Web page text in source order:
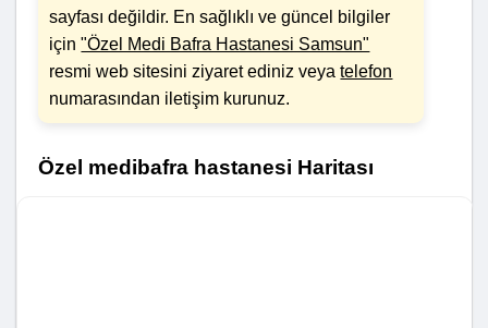
sayfası değildir. En sağlıklı ve güncel bilgiler
için"Özel Medi Bafra Hastanesi Samsun"
resmi web sitesini ziyaret ediniz veyatelefon
numarasından iletişim kurunuz.
Özel medibafra hastanesi Haritası